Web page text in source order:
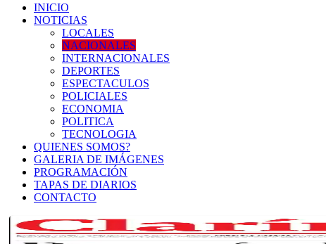
INICIO
NOTICIAS
LOCALES
NACIONALES
INTERNACIONALES
DEPORTES
ESPECTACULOS
POLICIALES
ECONOMIA
POLITICA
TECNOLOGIA
QUIENES SOMOS?
GALERIA DE IMÁGENES
PROGRAMACIÓN
TAPAS DE DIARIOS
CONTACTO